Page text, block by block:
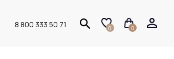
8 800 333 50 71 0 0